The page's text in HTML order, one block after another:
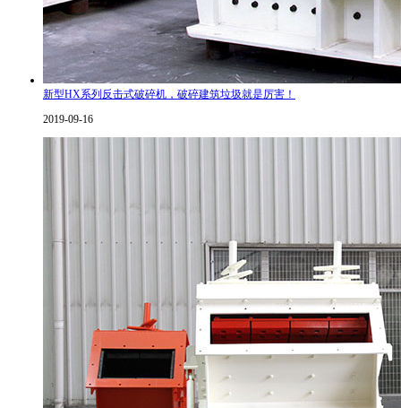
新型HX系列反击式破碎机，破碎建筑垃圾就是厉害！
2019-09-16